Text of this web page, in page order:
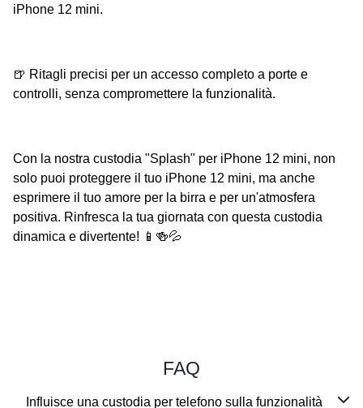
iPhone 12 mini.
🍺 Ritagli precisi per un accesso completo a porte e
controlli, senza compromettere la funzionalità.
Con la nostra custodia "Splash" per iPhone 12 mini, non
solo puoi proteggere il tuo iPhone 12 mini, ma anche
esprimere il tuo amore per la birra e per un'atmosfera
positiva. Rinfresca la tua giornata con questa custodia
dinamica e divertente! 📱🍻💦
FAQ
Influisce una custodia per telefono sulla funzionalità